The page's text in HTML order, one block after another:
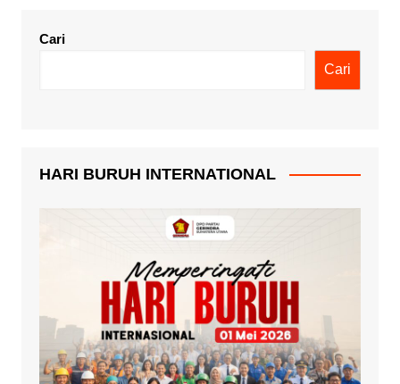
Cari
Cari
HARI BURUH INTERNATIONAL